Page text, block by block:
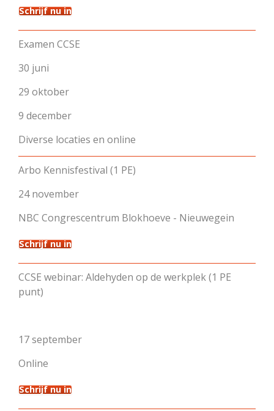
Schrijf nu in
Examen CCSE
30 juni
29 oktober
9 december
Diverse locaties en online
Arbo Kennisfestival (1 PE)
24 november
NBC Congrescentrum Blokhoeve - Nieuwegein
Schrijf nu in
CCSE webinar: Aldehyden op de werkplek (1 PE
punt)
17 september
Online
Schrijf nu in